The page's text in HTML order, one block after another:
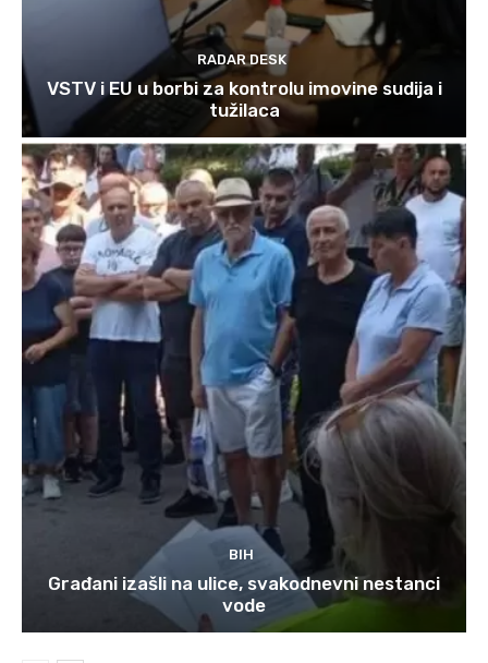
RADAR DESK
VSTV i EU u borbi za kontrolu imovine sudija i
tužilaca
BIH
Građani izašli na ulice, svakodnevni nestanci
vode